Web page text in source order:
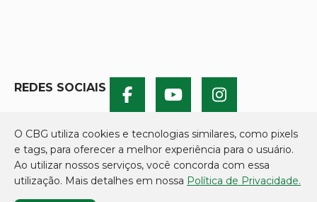
REDES SOCIAIS
O CBG utiliza cookies e tecnologias similares, como pixels
e tags, para oferecer a melhor experiência para o usuário.
Ao utilizar nossos serviços, você concorda com essa
utilização. Mais detalhes em nossa Política de Privacidade.